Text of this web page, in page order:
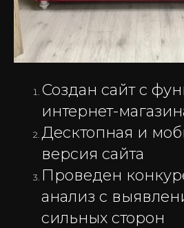
Создан сайт с
интернет-
Десктопная и
версия сайта
Проведен
анализ с
сильных сторон